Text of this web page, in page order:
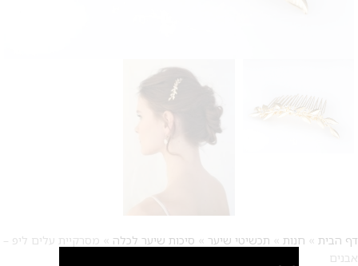
דף הבית » חנות » תכשיטי שיער » סיכות שיער לכלה » מסרקיית עלים ליפ –
אבנים